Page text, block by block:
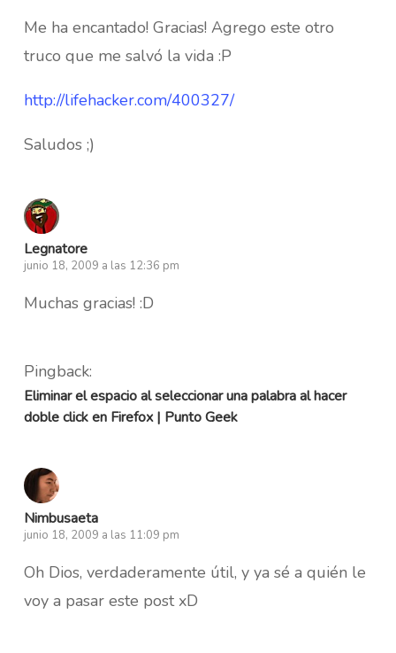
Me ha encantado! Gracias! Agrego este otro
truco que me salvó la vida :P
http://lifehacker.com/400327/
Saludos ;)
Legnatore
junio 18, 2009 a las 12:36 pm
Muchas gracias! :D
Pingback:
Eliminar el espacio al seleccionar una palabra al hacer
doble click en Firefox | Punto Geek
Nimbusaeta
junio 18, 2009 a las 11:09 pm
Oh Dios, verdaderamente útil, y ya sé a quién le
voy a pasar este post xD